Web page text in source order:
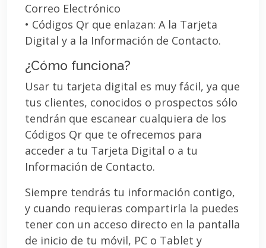
Correo Electrónico
• Códigos Qr que enlazan: A la Tarjeta
Digital y a la Información de Contacto.
¿Cómo funciona?
Usar tu tarjeta digital es muy fácil, ya que
tus clientes, conocidos o prospectos sólo
tendrán que escanear cualquiera de los
Códigos Qr que te ofrecemos para
acceder a tu Tarjeta Digital o a tu
Información de Contacto.
Siempre tendrás tu información contigo,
y cuando requieras compartirla la puedes
tener con un acceso directo en la pantalla
de inicio de tu móvil, PC o Tablet y